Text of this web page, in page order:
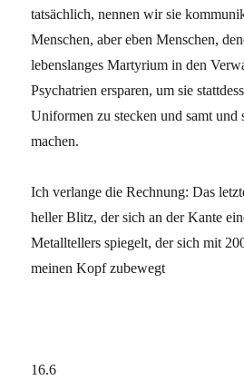
tatsächlich, nennen wir sie
Menschen, aber eben Menschen,
lebenslanges Martyrium in den
Psychatrien ersparen, um sie
Uniformen zu stecken und samt und
machen.
Ich verlange die Rechnung: Das
heller Blitz, der sich an der Kante
Metalltellers spiegelt, der sich mit
meinen Kopf zubewegt
16.6